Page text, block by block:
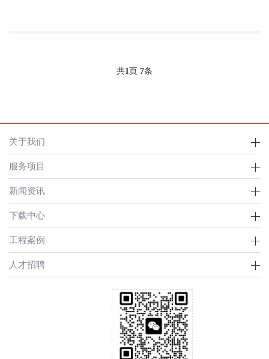
共1页 7条
关于我们
服务项目
新闻资讯
下载中心
工程案例
人才招聘